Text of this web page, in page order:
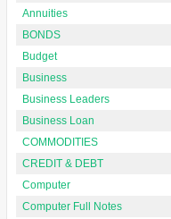
Annuities
BONDS
Budget
Business
Business Leaders
Business Loan
COMMODITIES
CREDIT & DEBT
Computer
Computer Full Notes